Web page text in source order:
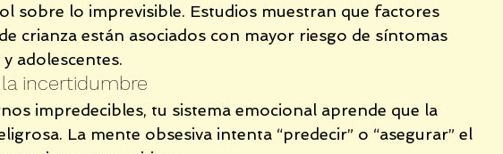
sobre lo imprevisible. Estudios muestran que factores
crianza están asociados con mayor riesgo de síntomas
adolescentes.
incertidumbre
impredecibles, tu sistema emocional aprende que la
La mente obsesiva intenta “predecir” o “asegurar” el